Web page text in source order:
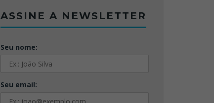
ASSINE A NEWSLETTER
Seu nome:
Seu email: